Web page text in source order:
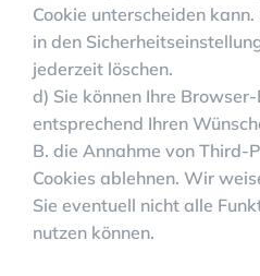
Cookie unterscheiden
in den
jederzeit löschen.
d) Sie können Ihre
entsprechend Ihren
B. die Annahme von Third-
Cookies ablehnen. Wir
Sie eventuell nicht alle
nutzen können.